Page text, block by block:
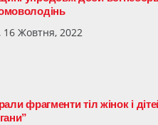
16 Жовтня, 2022
фрагменти тіл жінок і